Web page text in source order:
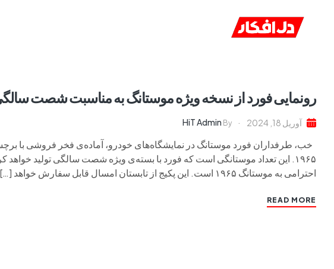
رونمایی فورد از نسخه ویژه موستانگ به مناسبت شصت سالگی
آوریل 18, 2024 By
HiT Admin
۱۹۶۵. این تعداد موستانگی است که فورد با بسته‌ی ویژه شصت سالگی تولید
احترامی به موستانگ ۱۹۶۵ است. این پکیج از تابستان امسال قابل سفارش خواهد […]
READ MORE